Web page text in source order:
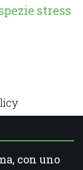
stress
con uno